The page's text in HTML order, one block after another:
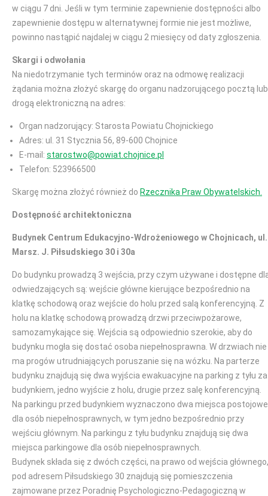
w ciągu 7 dni. Jeśli w tym terminie zapewnienie dostępności albo
zapewnienie dostępu w alternatywnej formie nie jest możliwe,
powinno nastąpić najdalej w ciągu 2 miesięcy od daty zgłoszenia.
Skargi i odwołania
Na niedotrzymanie tych terminów oraz na odmowę realizacji
żądania można złożyć skargę do organu nadzorującego pocztą lub
drogą elektroniczną na adres:
Organ nadzorujący: Starosta Powiatu Chojnickiego
Adres: ul. 31 Stycznia 56, 89-600 Chojnice
E-mail: starostwo@powiat.chojnice.pl
Telefon: 523966500
Skargę można złożyć również do Rzecznika Praw Obywatelskich.
Dostępność architektoniczna
Budynek Centrum Edukacyjno-Wdrożeniowego w Chojnicach, ul.
Marsz. J. Piłsudskiego 30 i 30a
Do budynku prowadzą 3 wejścia, przy czym używane i dostępne
odwiedzających są: wejście główne kierujące bezpośrednio na
klatkę schodową oraz wejście do holu przed salą konferencyjną. Z
holu na klatkę schodową prowadzą drzwi przeciwpożarowe,
samozamykające się. Wejścia są odpowiednio szerokie, aby do
budynku mogła się dostać osoba niepełnosprawna. W drzwiach nie
ma progów utrudniających poruszanie się na wózku. Na parterze
budynku znajdują się dwa wyjścia ewakuacyjne na parking z tyłu za
budynkiem, jedno wyjście z holu, drugie przez salę konferencyjną.
Na parkingu przed budynkiem wyznaczono dwa miejsca postojowe
dla osób niepełnosprawnych, w tym jedno bezpośrednio przy
wejściu głównym. Na parkingu z tyłu budynku znajdują się dwa
miejsca parkingowe dla osób niepełnosprawnych.
Budynek składa się z dwóch części, na prawo od wejścia głównego,
pod adresem Piłsudskiego 30 znajdują się pomieszczenia
zajmowane przez Poradnię Psychologiczno-Pedagogiczną w